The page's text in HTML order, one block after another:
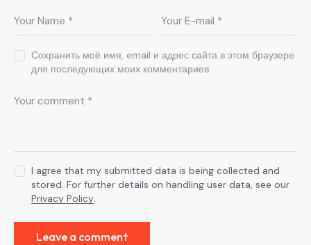
Сохранить моё имя, email и адрес сайта в этом браузере
для последующих моих комментариев.
I agree that my submitted data is being collected and
stored. For further details on handling user data, see our
Privacy Policy.